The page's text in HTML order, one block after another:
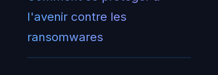
l'avenir contre les
ransomwares